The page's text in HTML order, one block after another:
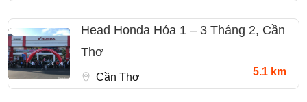
Head Honda Hóa 1 – 3 Tháng 2, Cần
Thơ
Cần Thơ 5.1 km